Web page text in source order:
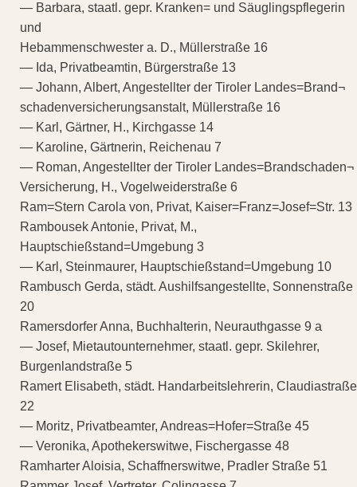
— Barbara, staatl. gepr. Kranken= und Säuglingspflegerin
und
Hebammenschwester a. D., Müllerstraße 16
— Ida, Privatbeamtin, Bürgerstraße 13
— Johann, Albert, Angestellter der Tiroler Landes=Brand¬
schadenversicherungsanstalt, Müllerstraße 16
— Karl, Gärtner, H., Kirchgasse 14
— Karoline, Gärtnerin, Reichenau 7
— Roman, Angestellter der Tiroler Landes=Brandschaden¬
Versicherung, H., Vogelweiderstraße 6
Ram=Stern Carola von, Privat, Kaiser=Franz=Josef=Str. 13
Rambousek Antonie, Privat, M.,
Hauptschießstand=Umgebung 3
— Karl, Steinmaurer, Hauptschießstand=Umgebung 10
Rambusch Gerda, städt. Aushilfsangestellte, Sonnenstraße
20
Ramersdorfer Anna, Buchhalterin, Neurauthgasse 9 a
— Josef, Mietautounternehmer, staatl. gepr. Skilehrer,
Burgenlandstraße 5
Ramert Elisabeth, städt. Handarbeitslehrerin, Claudiastraße
22
— Moritz, Privatbeamter, Andreas=Hofer=Straße 45
— Veronika, Apothekerswitwe, Fischergasse 48
Ramharter Aloisia, Schaffnerswitwe, Pradler Straße 51